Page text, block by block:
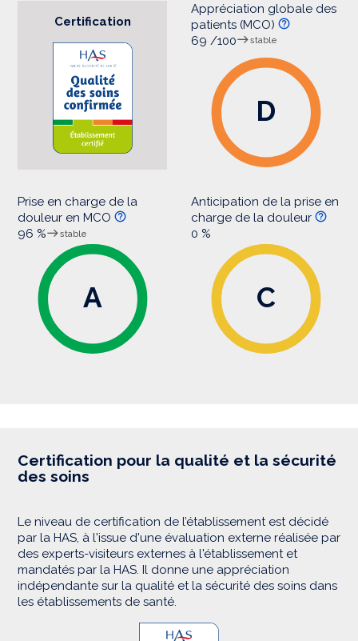
Certification
Appréciation globale des
patients (MCO)
69 /100
stable
D
Prise en charge de la
douleur en MCO
96 %
stable
A
Anticipation de la prise en
charge de la douleur
0 %
C
Certification pour la qualité et la sécurité
des soins
Le niveau de certification de l’établissement est décidé
par la HAS, à l'issue d'une évaluation externe réalisée par
des experts-visiteurs externes à l'établissement et
mandatés par la HAS. Il donne une appréciation
indépendante sur la qualité et la sécurité des soins dans
les établissements de santé.